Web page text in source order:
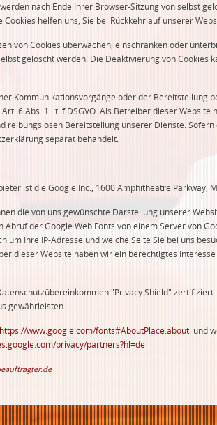
werden nach Ende Ihrer Browser-Sitzung von selbst
helfen uns, Sie bei Rückkehr auf unserer
von Cookies überwachen, einschränken oder
gelöscht werden. Die Deaktivierung von Cookies
Kommunikationsvorgänge oder der Bereitstellung
6 Abs. 1 lit. f DSGVO. Als Betreiber dieser
reibungslosen Bereitstellung unserer Dienste.
separat behandelt.
ist die Google Inc., 1600 Amphitheatre Parkway,
die von uns gewünschte Darstellung unserer
der Google Web Fonts von einem Server von
um Ihre IP-Adresse und welche Seite Sie bei uns
dieser Website haben wir ein berechtigtes
"Privacy Shield"
gewährleisten.
https://www.google.com/fonts#AboutPlace:about und
privacy/partners?hl=de